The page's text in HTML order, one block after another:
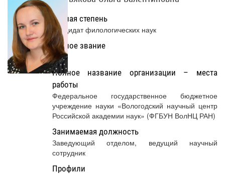
Ученая степень
Кандидат филологических наук
Ученое звание
Нет
Полное название организации – места
работы
Федеральное государственное бюджетное
учреждение науки «Вологодский научный центр
Российской академии наук» (ФГБУН ВолНЦ РАН)
Занимаемая должность
Заведующий отделом, ведущий научный
сотрудник
Профили